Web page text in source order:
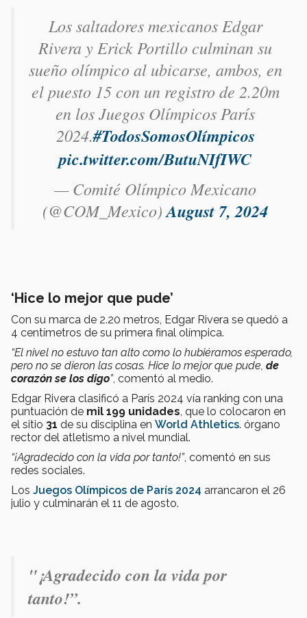
Los saltadores mexicanos Edgar
Rivera y Erick Portillo culminan su
sueño olímpico al ubicarse, ambos, en
el puesto 15 con un registro de 2.20m
en los Juegos Olímpicos París
2024.#TodosSomosOlímpicos
pic.twitter.com/ButuNIfIWC
— Comité Olímpico Mexicano
(@COM_Mexico)August 7, 2024
‘Hice lo mejor que pude’
Con su marca de 2.20 metros, Edgar Rivera se quedó a
4 centímetros de su primera final olímpica.
“El nivel no estuvo tan alto como lo hubiéramos esperado,
pero no se dieron las cosas. Hice lo mejor que pude, de
corazón se los digo”, comentó al medio.
Edgar Rivera clasificó a París 2024 vía ranking con una
puntuación de mil 199 unidades , que lo colocaron en
el sitio 31 de su disciplina en World Athletics. órgano
rector del atletismo a nivel mundial.
“¡Agradecido con la vida por tanto!”, comentó en sus
redes sociales.
Los Juegos Olímpicos de París 2024 arrancaron el 26
julio y culminarán el 11 de agosto.
"¡Agradecido con la vida por
tanto!”.